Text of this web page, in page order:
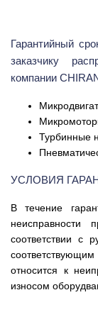
Гарантийный
заказчику
компании
Турбинные
УСЛОВИЯ
В течение
неисправности
соответствии с
относится к
износом